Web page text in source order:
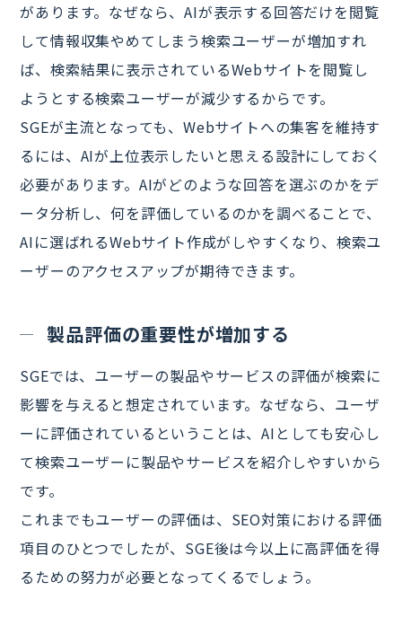
があります。なぜなら、AIが表示する回答だけを閲覧
して情報収集やめてしまう検索ユーザーが増加すれ
ば、検索結果に表示されているWebサイトを閲覧し
ようとする検索ユーザーが減少するからです。
SGEが主流となっても、Webサイトへの集客を維持す
るには、AIが上位表示したいと思える設計にしておく
必要があります。AIがどのような回答を選ぶのかをデ
ータ分析し、何を評価しているのかを調べることで、
AIに選ばれるWebサイト作成がしやすくなり、検索ユ
ーザーのアクセスアップが期待できます。
製品評価の重要性が増加する
SGEでは、ユーザーの製品やサービスの評価が検索に
影響を与えると想定されています。なぜなら、ユーザ
ーに評価されているということは、AIとしても安心し
て検索ユーザーに製品やサービスを紹介しやすいから
です。
これまでもユーザーの評価は、SEO対策における評価
項目のひとつでしたが、SGE後は今以上に高評価を得
るための努力が必要となってくるでしょう。